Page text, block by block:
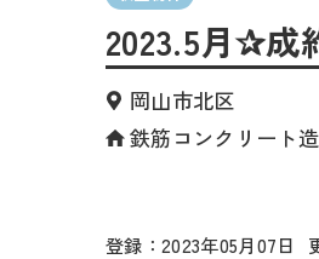
2023.5月✰
岡山市北区
鉄筋コンクリート
2023年05月07日